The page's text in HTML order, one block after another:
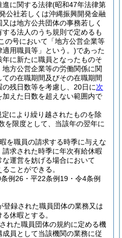
進に関する法律(昭和47年法律第
公社若しくは沖縄振興開発金融
は地方公共団体の事務若しく
る法人のうち規則で定めるも
の号において「地方公営企業等
用職員等」という。)であった
に新たに職員となったものそ
方公営企業等の労働関係に関
の在職期間及びその在職期間
残日数等を考慮し、20日に次
えた日数を超えない範囲内で
により繰り越されたものを除
を限度として、当該年の翌年に
を職員の請求する時季に与えな
請求された時季に年次有給休暇
運営を妨げる場合において
ことができる。
例26・平22条例19・令4条例
登録された職員団体の業務又は
休暇とする。
れた職員団体の規約に定める機
員として当該機関の業務に従